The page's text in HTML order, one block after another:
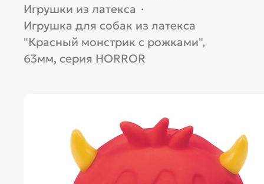
Игрушки из латекса ·
Игрушка для собак из латекса
"Красный монстрик с рожками",
63мм, серия HORROR